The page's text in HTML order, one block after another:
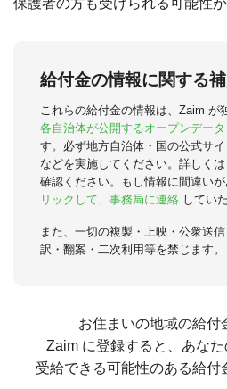
保護者の方も受けられる可能性が
給付金の情報に関する
これらの給付金の情報は、Zaim が
各自治体が公開するオープンデータ
す。必ず地方自治体・国の公式サ
などを実施してください。詳しくは
確認ください。もし情報に間違いが
リックして、事務局に連絡 してい
また、一切の複製・上映・公衆送
訳・翻案・二次利用等を禁じます。
お住まいの地域の給付
Zaim に登録すると、あな
受給できる可能性のある給付